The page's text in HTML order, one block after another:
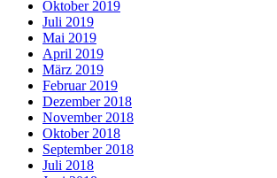
Oktober 2019
Juli 2019
Mai 2019
April 2019
März 2019
Februar 2019
Dezember 2018
November 2018
Oktober 2018
September 2018
Juli 2018